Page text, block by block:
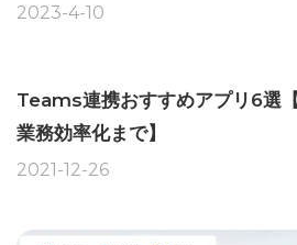
2023-4-10
Teams連携おすすめアプリ6選
業務効率化まで】
2021-12-26